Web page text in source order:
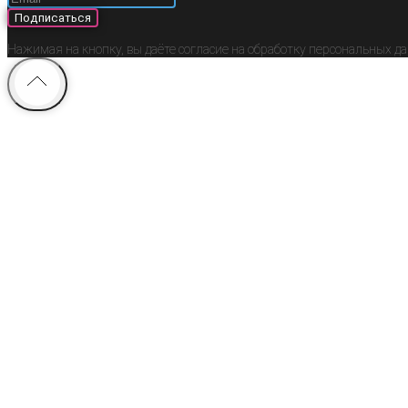
Подписаться
Нажимая на кнопку, вы даёте согласие на обработку персональных